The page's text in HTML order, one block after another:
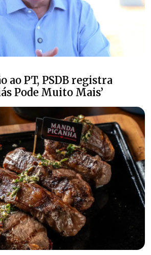
ao PT, PSDB registra
Pode Muito Mais’